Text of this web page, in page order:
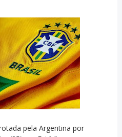
pela Argentina por